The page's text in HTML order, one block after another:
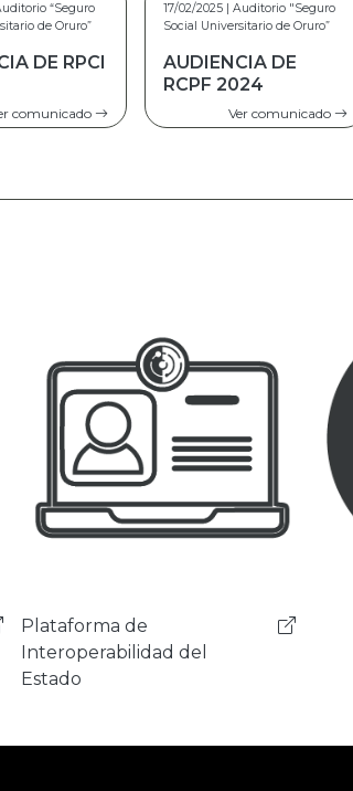
"Seguro
de Oruro”
DE
comunicado
15/02/2024 | Auditorio “Seguro
Social Universitario de Oruro”
AUDIENCIA DE
RPCF GESTIÓN
Ver comunicado
Ciudadanía Digital